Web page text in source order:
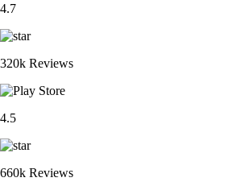
4.7
320k Reviews
4.5
660k Reviews